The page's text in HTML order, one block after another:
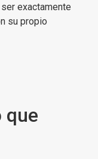
exactamente
su propio
que